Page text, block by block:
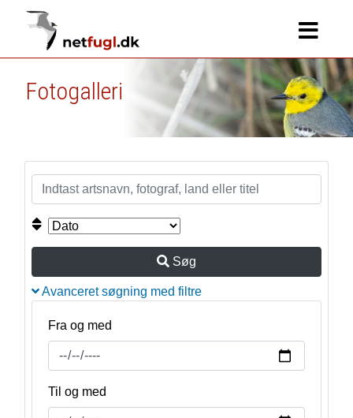
Fotogalleri
Søg
Avanceret søgning med filtre
Fra og med
Til og med